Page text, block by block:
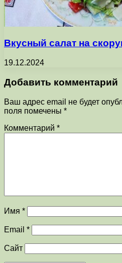
Вкусный салат на
19.12.2024
Добавить комментарий
Ваш адрес email не будет
поля помечены *
Комментарий *
Имя *
Email *
Сайт